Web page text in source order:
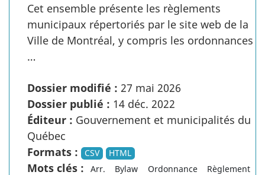
Cet ensemble présente les règlements
municipaux répertoriés par le site web de la
Ville de Montréal, y compris les ordonnances
…
Dossier modifié : 27 mai 2026
Dossier publié : 14 déc. 2022
Éditeur : Gouvernement et municipalités du
Québec
Formats :
CSV HTML
Mots clés : Arr. Bylaw Ordonnance
Règlement